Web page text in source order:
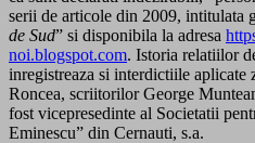
serii de articole din 2009, intitulata
de Sud” si disponibila la adresa
noi.blogspot.com. Istoria relatiilor
inregistreaza si interdictiile
Roncea, scriitorilor George
fost vicepresedinte al Societatii
Eminescu” din Cernauti, s.a.